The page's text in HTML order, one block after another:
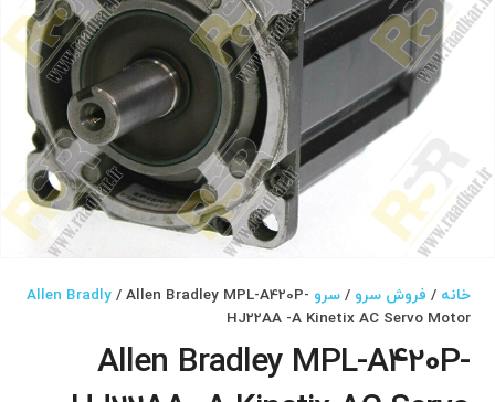
خانه / فروش سرو /سرو Allen Bradly / Allen Bradley MPL-A420P-
HJ22AA -A Kinetix AC Servo Motor
Allen Bradley MPL-A420P-